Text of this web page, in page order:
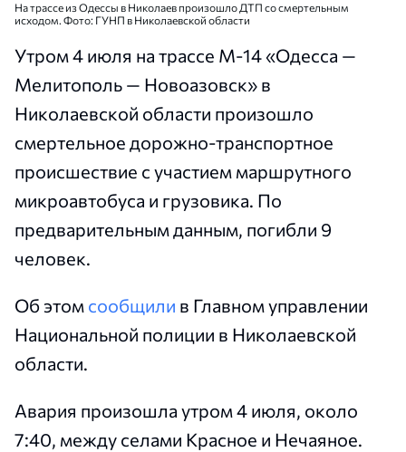
На трассе из Одессы в Николаев произошло ДТП со смертельным
исходом. Фото: ГУНП в Николаевской области
Утром 4 июля на трассе М-14 «Одесса —
Мелитополь — Новоазовск» в
Николаевской области произошло
смертельное дорожно-транспортное
происшествие с участием маршрутного
микроавтобуса и грузовика. По
предварительным данным, погибли 9
человек.
Об этом сообщили в Главном управлении
Национальной полиции в Николаевской
области.
Авария произошла утром 4 июля, около
7:40, между селами Красное и Нечаяное.